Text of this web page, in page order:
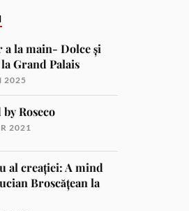
a la main- Dolce și
Grand Palais
2025
Roseco
2021
al creației: A mind
Broscățean la